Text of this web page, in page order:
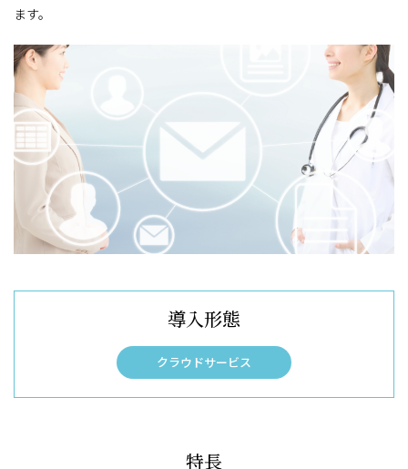
ます。
導入形態
クラウドサービス
特長